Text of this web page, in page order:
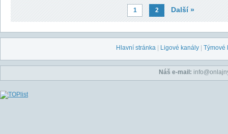
1 2 Další »
Hlavní stránka Ligové kanály Týmové
Náš e-mail: